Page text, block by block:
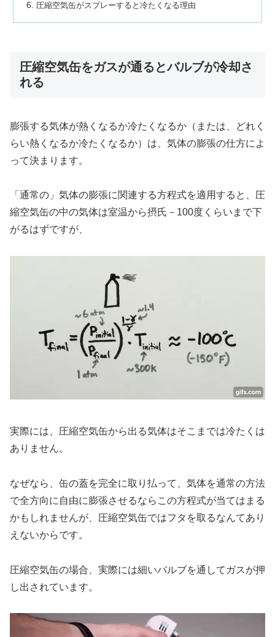
圧縮空気缶がスプレーすると冷たくなる理由
圧縮空気缶をガスが通るとバルブが冷却さ
れる
膨張する気体が熱くなるか冷たくなるか（または、どれく
らい熱くなるか冷たくなるか）は、気体の膨張の仕方によ
って決まります。
「通常の」気体の膨張に関連する方程式を適用すると、圧
縮空気缶の中の気体は室温から摂氏－100度くらいまで下
がるはずですが、
実際には、圧縮空気缶から出る気体はそこまでは冷たくは
ありません。
なぜなら、缶の蓋を完全に取り払って、気体を通常の方法
で全方向に自由に膨張させるならこの方程式が当てはまる
かもしれませんが、圧縮空気缶ではフタを取るなんてあり
えないからです。
圧縮空気缶の場合、実際には細いバルブを通してガスが押
し出されています。